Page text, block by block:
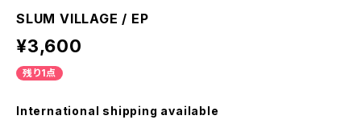
SLUM VILLAGE / EP
¥3,600
残り1点
International shipping available